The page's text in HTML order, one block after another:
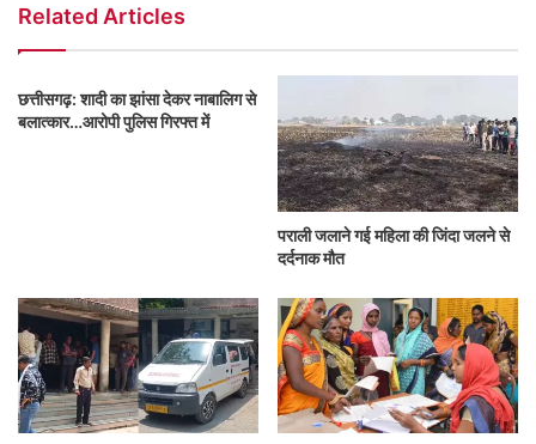
Related Articles
छत्तीसगढ़: शादी का झांसा देकर नाबालिग से
बलात्कार…आरोपी पुलिस गिरफ्त में
पराली जलाने गई महिला की जिंदा जलने से
दर्दनाक मौत